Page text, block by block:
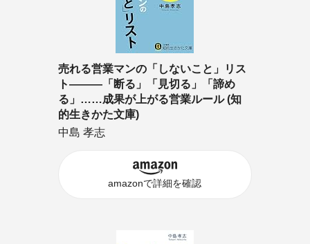
売れる営業マンの「しないこと」リス
ト―――「断る」「見切る」「諦め
る」……成果が上がる営業ルール (知
的生きかた文庫)
中島 孝志
amazonで詳細を確認